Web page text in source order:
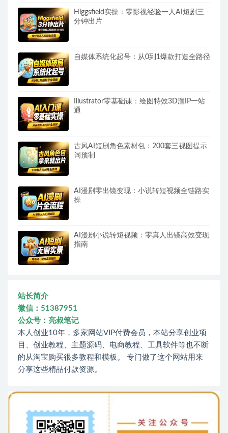
Higgsfield实操：零影视经验一人AI短剧三
分钟出片
自媒体系统化起号：从0到1爆款打造全路径
Illustrator零基础课：绘图特效3D渲IP一站
通
古风AI短剧角色素材包：200套三视图提示
词预制
AI漫剧零出镜变现：小说转短视频全链路实
操
AI漫剧小说转短视频：零真人出镜高效变现
指南
站长简介
微信：51387951
公众号：亮叔笔记
本人创业10年，多家网站VIP付费会员，本站分享创业项
目、创业教程、主题源码、电商教程、工具软件等也不断
的从淘宝购买很多教程和模板。 专门做了这个网站用来
分享这些精品付款资源。